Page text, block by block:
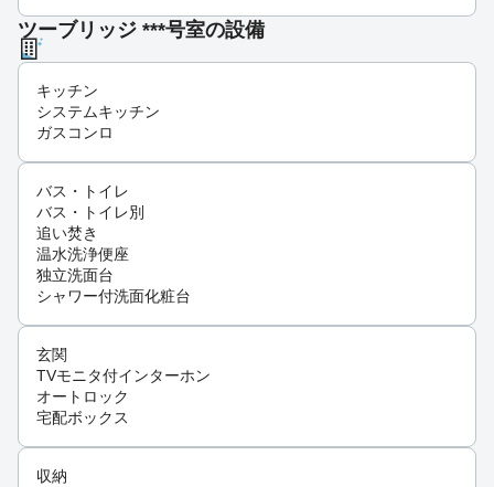
ツーブリッジ ***号室の設備
キッチン
システムキッチン
ガスコンロ
バス・トイレ
バス・トイレ別
追い焚き
温水洗浄便座
独立洗面台
シャワー付洗面化粧台
玄関
TVモニタ付インターホン
オートロック
宅配ボックス
収納